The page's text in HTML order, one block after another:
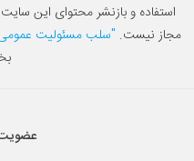
استفاده و بازنشر محتوای این
مجاز نیست. "سلب مسئولیت
عضویت